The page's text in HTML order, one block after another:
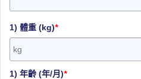
1) 體重 (kg)*
1) 年齡 (年/月)*